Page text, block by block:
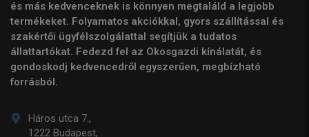
és más kedvenceknek is könnyen megtaláld a legjobb
termékeket. Folyamatos akciókkal, gyors szállítással és
szakértői ügyfélszolgálattal segítjük a tudatos
állattartókat. Fedezd fel az Okosgazdi kínálatát, és
gondoskodj kedvencedről egyszerűen, megbízható
forrásból.
Háros utca 7.,
1222 Budapest,